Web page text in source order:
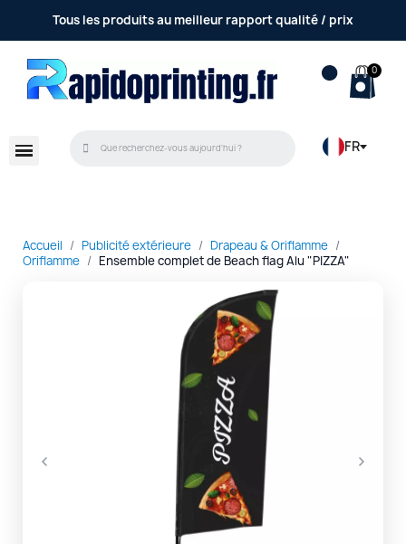
Tous les produits au meilleur rapport qualité / prix
FR
Accueil Publicité extérieure
Drapeau & Oriflamme
Oriflamme
Ensemble complet de Beach flag Alu "PIZZA"